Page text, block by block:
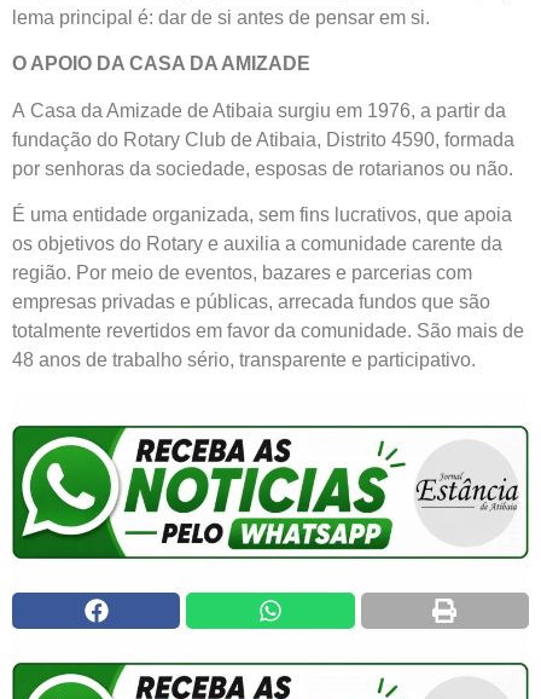
lema principal é: dar de si antes de pensar em si.
O APOIO DA CASA DA AMIZADE
A Casa da Amizade de Atibaia surgiu em 1976, a partir da
fundação do Rotary Club de Atibaia, Distrito 4590, formada
por senhoras da sociedade, esposas de rotarianos ou não.
É uma entidade organizada, sem fins lucrativos, que apoia
os objetivos do Rotary e auxilia a comunidade carente da
região. Por meio de eventos, bazares e parcerias com
empresas privadas e públicas, arrecada fundos que são
totalmente revertidos em favor da comunidade. São mais de
48 anos de trabalho sério, transparente e participativo.